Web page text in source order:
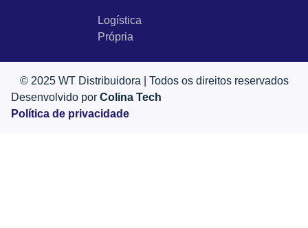
Logística
Própria
© 2025 WT Distribuidora | Todos os direitos reservados
Desenvolvido por Colina Tech
Política de privacidade